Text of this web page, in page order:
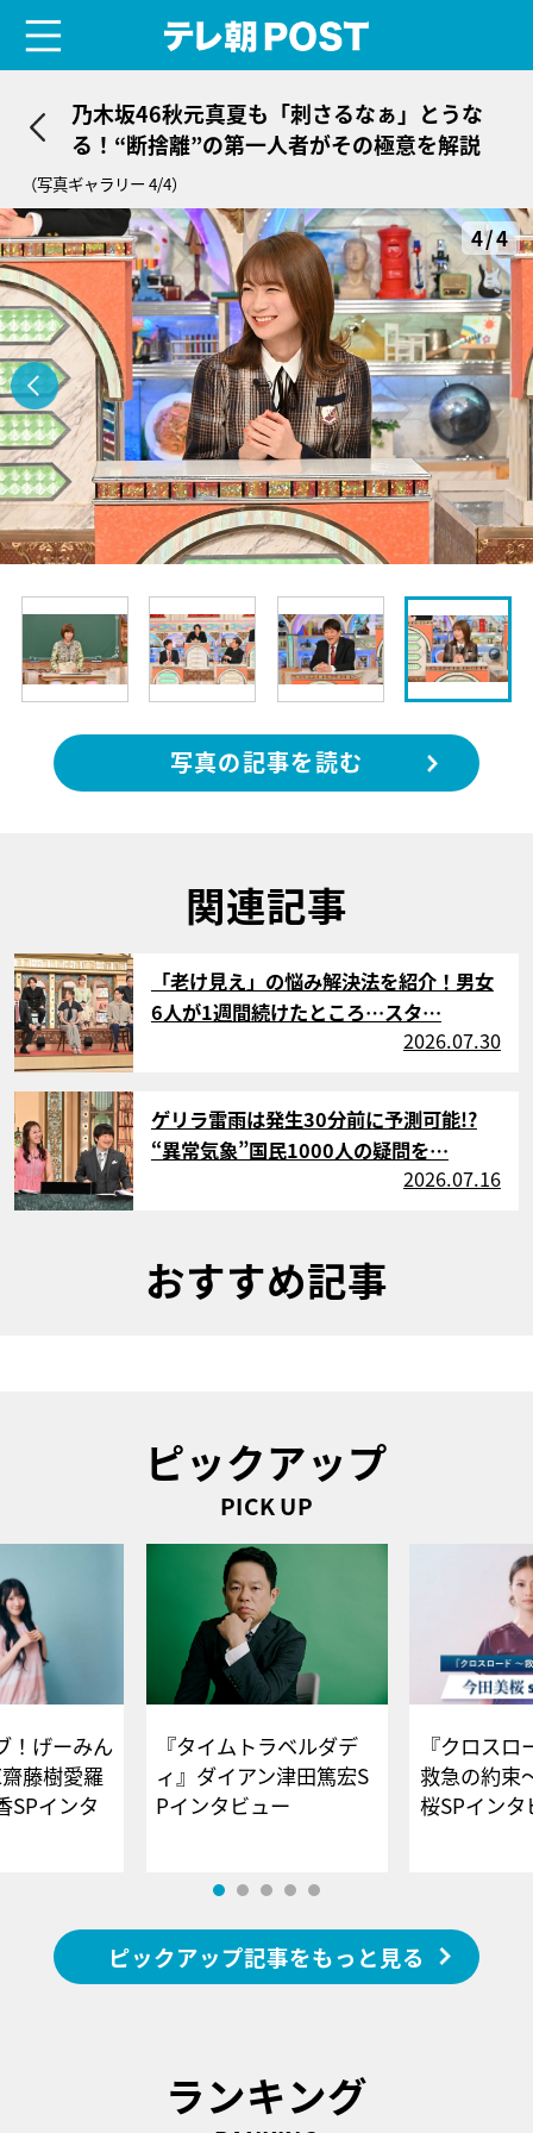
乃木坂46秋元真夏も「刺さるなぁ」とうな
る！“断捨離”の第一人者がその極意を解説
（写真ギャラリー 4/4）
4/4
写真の記事を読む
関連記事
サムネイル
「老け見え」の悩み解決法を紹介！男女
6人が1週間続けたところ…スタ…
2026.07.30
サムネイル
ゲリラ雷雨は発生30分前に予測可能!?
“異常気象”国民1000人の疑問を…
2026.07.16
おすすめ記事
ピックアップ
PICK UP
！げーみん
藤樹愛羅
SPインタ
『タイムトラベルダデ
ィ』ダイアン津田篤宏S
Pインタビュー
『クロス
救急の約束
桜SPイ
ピックアップ記事をもっと見る
ランキング